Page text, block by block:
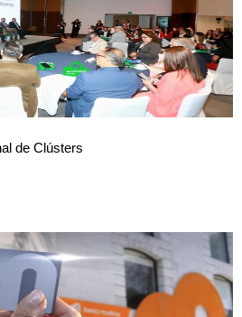
de Clústers